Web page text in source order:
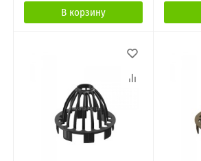
В корзину